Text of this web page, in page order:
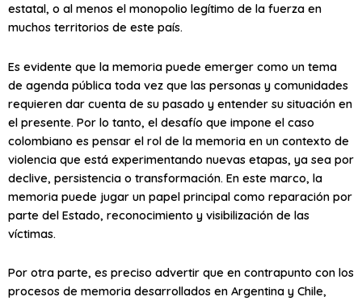
estatal, o al menos el monopolio legítimo de la fuerza en
muchos territorios de este país.
Es evidente que la memoria puede emerger como un tema
de agenda pública toda vez que las personas y comunidades
requieren dar cuenta de su pasado y entender su situación en
el presente. Por lo tanto, el desafío que impone el caso
colombiano es pensar el rol de la memoria en un contexto de
violencia que está experimentando nuevas etapas, ya sea por
declive, persistencia o transformación. En este marco, la
memoria puede jugar un papel principal como reparación por
parte del Estado, reconocimiento y visibilización de las
víctimas.
Por otra parte, es preciso advertir que en contrapunto con los
procesos de memoria desarrollados en Argentina y Chile,